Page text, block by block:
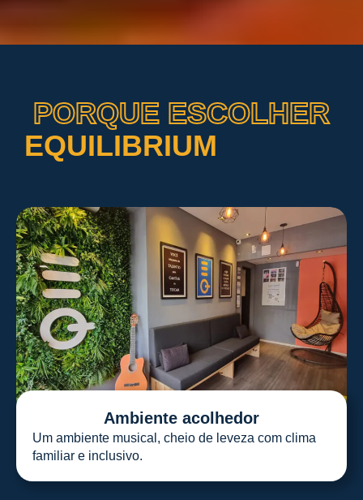
PORQUE ESCOLHER
EQUILIBRIUM
Ambiente acolhedor
Um ambiente musical, cheio de leveza com clima
familiar e inclusivo.